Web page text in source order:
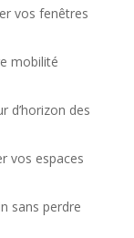
vos fenêtres
mobilité
d’horizon des
vos espaces
sans perdre